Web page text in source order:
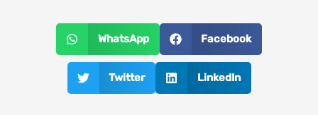
WhatsApp Facebook
Twitter LinkedIn